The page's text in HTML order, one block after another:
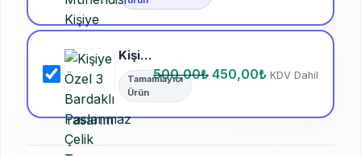
Kişiye Özel 3 Bardaklı Paslanmaz Çelik Termos Seti: 500 ml Şıklık ve Paylaşım Keyfi
Tamamlayıcı
Ürün
500,00₺ 450,00₺ KDV Dahil